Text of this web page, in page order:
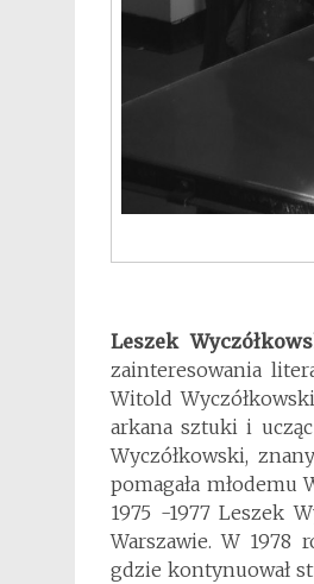
Leszek
zainteresowania
Witold
arkana sztuki i
Wyczółkowski,
pomagała
1975 -1977 Leszek
Warszawie. W 1978
gdzie kontynuował